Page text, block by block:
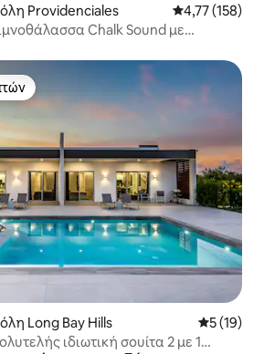
Providenciales Μέση
4,77 (158)
Chalk Sound με
Long Bay Hills Μέση
5 (19)
ιδιωτική σουίτα 2 με 1